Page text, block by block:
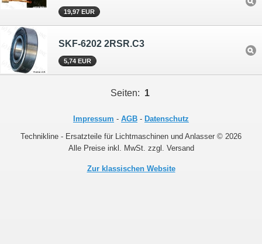
19,97 EUR
SKF-6202 2RSR.C3
5,74 EUR
Seiten: 1
Impressum - AGB - Datenschutz
Technikline - Ersatzteile für Lichtmaschinen und Anlasser © 2026
Alle Preise inkl. MwSt. zzgl. Versand
Zur klassischen Website